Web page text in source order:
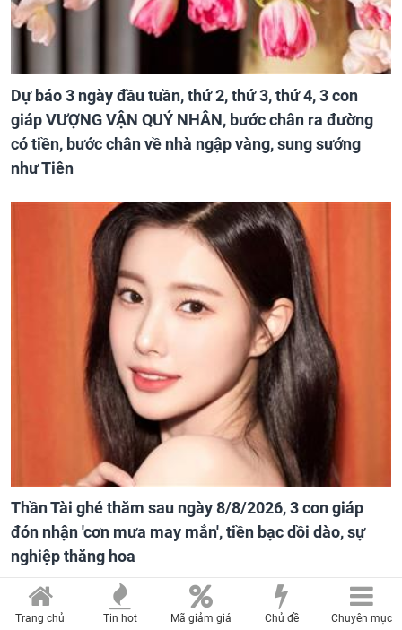
Dự báo 3 ngày đầu tuần, thứ 2, thứ 3, thứ 4, 3 con
giáp VƯỢNG VẬN QUÝ NHÂN, bước chân ra đường
có tiền, bước chân về nhà ngập vàng, sung sướng
như Tiên
Thần Tài ghé thăm sau ngày 8/8/2026, 3 con giáp
đón nhận 'cơn mưa may mắn', tiền bạc dồi dào, sự
nghiệp thăng hoa
Trang chủ Tin hot Mã giảm giá Chủ đề Chuyên mục